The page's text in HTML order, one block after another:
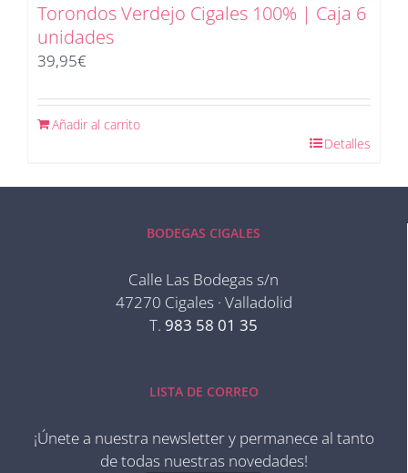
Torondos Verdejo Cigales 100% | Caja 6
unidades
39,95€
Añadir al carrito
Detalles
BODEGAS CIGALES
Calle Las Bodegas s/n
47270 Cigales · Valladolid
T. 983 58 01 35
LISTA DE CORREO
¡Únete a nuestra newsletter y permanece al tanto
de todas nuestras novedades!